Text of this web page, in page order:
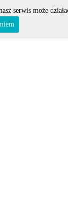
serwis może